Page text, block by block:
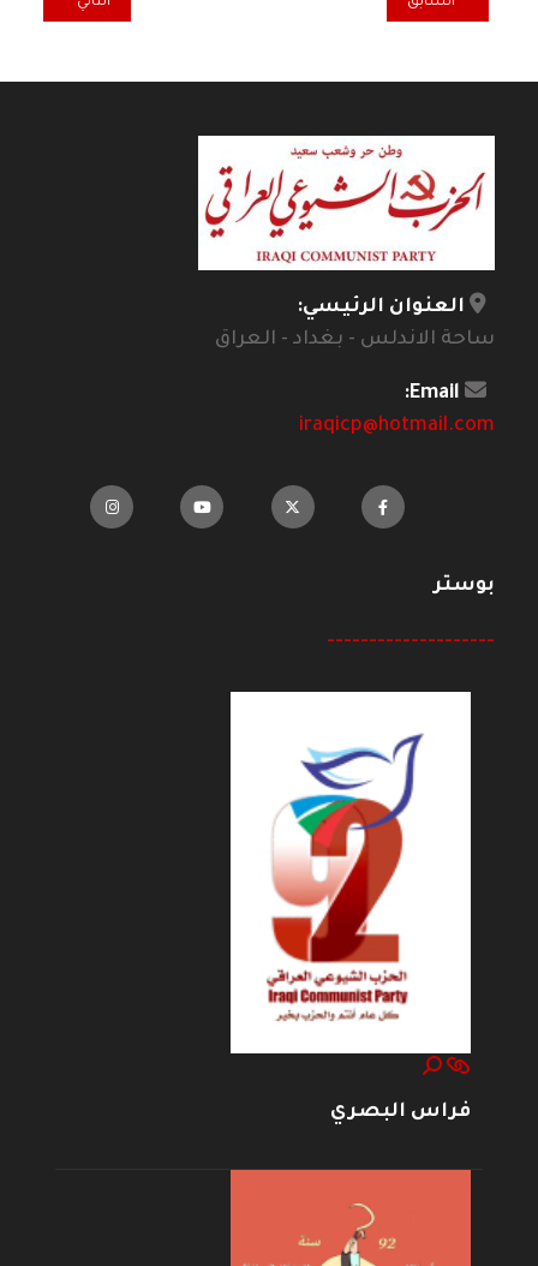
العنوان الرئيسي:
ساحة الاندلس - بغداد - العراق
Email:
iraqicp@hotmail.com
بوستر
--------------------
فراس البصري